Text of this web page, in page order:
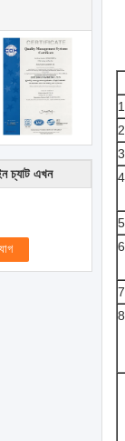
চ্যাট এখন